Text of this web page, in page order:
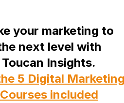
your marketing to
next level with
Toucan Insights.
5 Digital Marketing
Courses included